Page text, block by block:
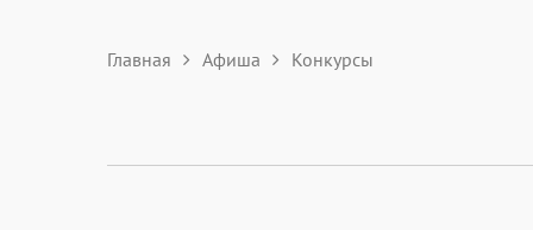
Главная Афиша Конкурсы